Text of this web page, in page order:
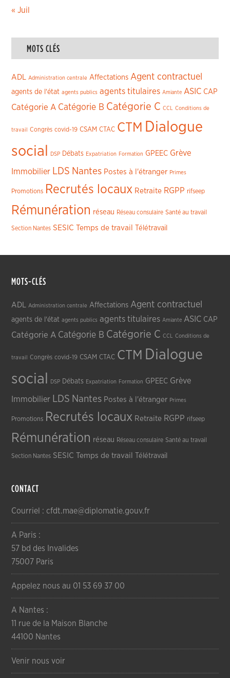
« Juil
MOTS CLÉS
ADL Administration centrale Affectations Agent contractuel
agents de l'état agents publics agents titulaires Amiante ASIC CAP
Catégorie A Catégorie B Catégorie C CCL Conditions de
travail Congrès covid-19 CSAM CTAC CTM Dialogue
social
DSP Débats Expatriation Formation GPEEC Grève
Immobilier LDS Nantes Postes à l'étranger Primes
Promotions Recrutés locaux Retraite RGPP rifseep
Rémunération réseau Réseau consulaire Santé au travail
Section Nantes SESIC Temps de travail Télétravail
MOTS-CLÉS
ADL Administration centrale Affectations Agent contractuel
agents de l'état agents publics agents titulaires Amiante ASIC CAP
Catégorie A Catégorie B Catégorie C CCL Conditions de
travail Congrès covid-19 CSAM CTAC CTM Dialogue
social
DSP Débats Expatriation Formation GPEEC Grève
Immobilier LDS Nantes Postes à l'étranger Primes
Promotions Recrutés locaux Retraite RGPP rifseep
Rémunération réseau Réseau consulaire Santé au travail
Section Nantes SESIC Temps de travail Télétravail
CONTACT
Courriel : cfdt.mae@diplomatie.gouv.fr
A Paris :
57 bd des Invalides
75007 Paris
Appelez nous au 01 53 69 37 00
A Nantes :
11 rue de la Maison Blanche
44100 Nantes
Venir nous voir